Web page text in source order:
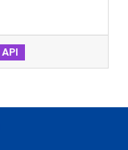
API